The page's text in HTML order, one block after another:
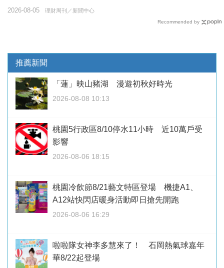
理財周刊／新聞中心
2026-08-05
Recommended by
推薦新聞
「蓮」映山豬湖 漫遊初秋好時光
2026-08-08 10:13
桃園5行政區8/10停水11小時 近10萬戶受
影響
2026-08-06 18:15
桃園冷飲節8/21藝文特區登場 機捷A1、
A12站快閃店暖身活動即日搶先開跑
2026-08-06 16:29
啦啦隊女神李多慧來了！ 石岡熱氣球嘉年
華8/22起登場